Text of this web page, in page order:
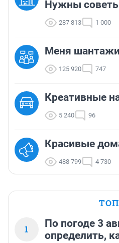
Нужны
287 813 1 000
Меня
125 920 747
Креативные
5 240 96
Красивые
488 799 4 730
1
По погоде 3
определить,